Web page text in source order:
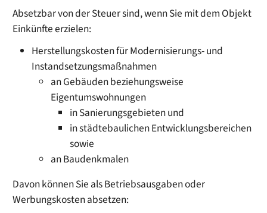
Absetzbar von der Steuer sind, wenn Sie mit dem Objekt
Einkünfte erzielen:
Herstellungskosten für Modernisierungs- und
Instandsetzungsmaßnahmen
an Gebäuden beziehungsweise
Eigentumswohnungen
in Sanierungsgebieten und
in städtebaulichen Entwicklungsbereichen
sowie
an Baudenkmalen
Davon können Sie als Betriebsausgaben oder
Werbungskosten absetzen: